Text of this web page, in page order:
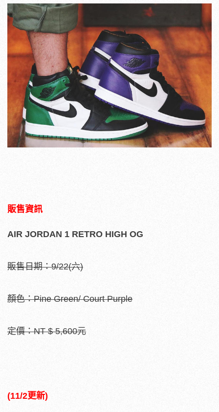
販售資訊
AIR JORDAN 1 RETRO HIGH OG
販售日期：9/22(六)
顏色：Pine Green/ Court Purple
定價：NT $ 5,600元
(11/2更新)